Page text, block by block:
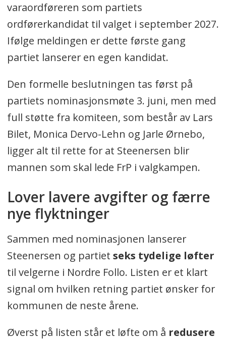
varaordføreren som partiets
ordførerkandidat til valget i september 2027.
Ifølge meldingen er dette første gang
partiet lanserer en egen kandidat.
Den formelle beslutningen tas først på
partiets nominasjonsmøte 3. juni, men med
full støtte fra komiteen, som består av Lars
Bilet, Monica Dervo-Lehn og Jarle Ørnebo,
ligger alt til rette for at Steenersen blir
mannen som skal lede FrP i valgkampen.
Lover lavere avgifter og færre
nye flyktninger
Sammen med nominasjonen lanserer
Steenersen og partiet seks tydelige løfter
til velgerne i Nordre Follo. Listen er et klart
signal om hvilken retning partiet ønsker for
kommunen de neste årene.
Øverst på listen står et løfte om å redusere